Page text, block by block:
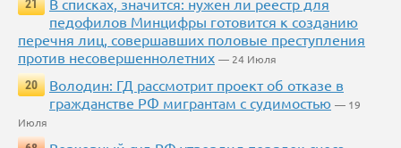
21
В списках, значится: нужен ли реестр для
педофилов Минцифры готовится к созданию
перечня лиц, совершавших половые преступления
против несовершеннолетних — 24 Июля
20
Володин: ГД рассмотрит проект об отказе в
гражданстве РФ мигрантам с судимостью — 19
Июля